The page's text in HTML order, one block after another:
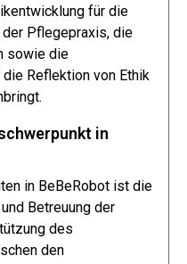
für die
Pflegepraxis, die
sowie die
Reflektion von Ethik
in
in BeBeRobot ist die
Betreuung der
des
den